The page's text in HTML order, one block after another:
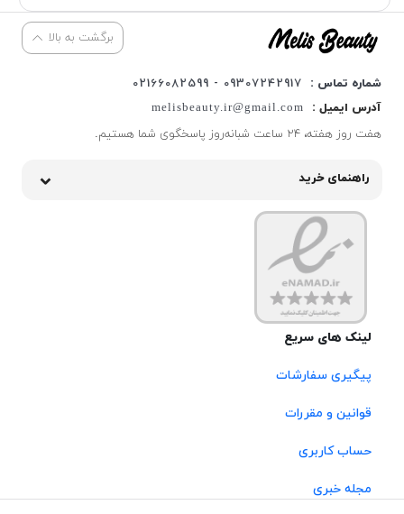
برگشت به بالا
شماره تماس :
09307242917 - 02166082599
آدرس ایمیل :
melisbeauty.ir@gmail.com
هفت روز هفته، ۲۴ ساعت شبانه‌روز پاسخگوی شما هستیم.
راهنمای خرید
لینک های سریع
پیگیری سفارشات
قوانین و مقررات
حساب کاربری
مجله خبری